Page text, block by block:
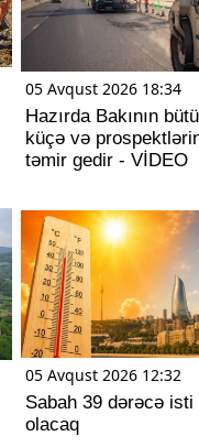
05 Avqust 2026 18:34
Hazırda Bakının
küçə və
təmir gedir - VİDEO
05 Avqust 2026 12:32
Sabah 39 dərəcə isti
olacaq